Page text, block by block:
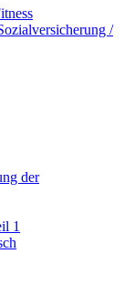
/
der
1